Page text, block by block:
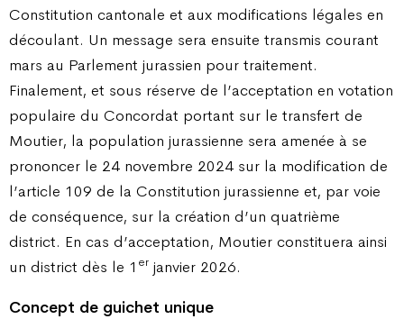
Constitution cantonale et aux modifications légales en
découlant. Un message sera ensuite transmis courant
mars au Parlement jurassien pour traitement.
Finalement, et sous réserve de l’acceptation en votation
populaire du Concordat portant sur le transfert de
Moutier, la population jurassienne sera amenée à se
prononcer le 24 novembre 2024 sur la modification de
l’article 109 de la Constitution jurassienne et, par voie
de conséquence, sur la création d’un quatrième
district. En cas d’acceptation, Moutier constituera ainsi
un district dès le 1 er janvier 2026.
Concept de guichet unique